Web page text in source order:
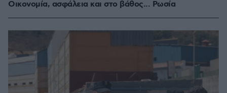
Οικονομία, ασφάλεια και στο βάθος... Ρωσία